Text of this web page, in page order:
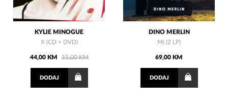
KYLIE MINOGUE
X (CD + DVD)
44,00 KM 55,00 KM
DODAJ
DINO MERLIN
Mi (2 LP)
69,00 KM
DODAJ